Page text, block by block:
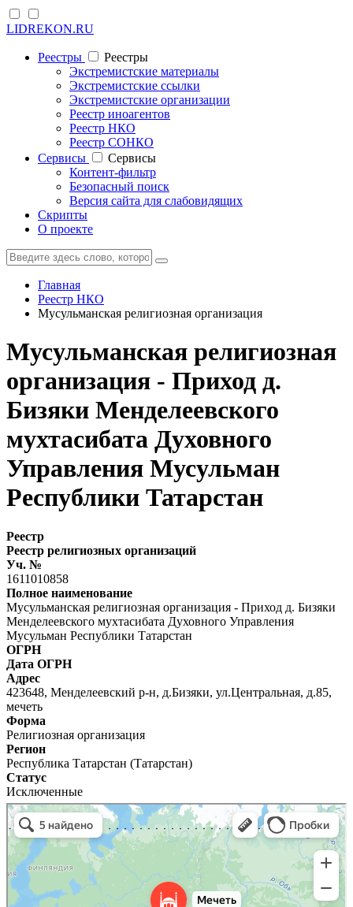
LIDREKON.RU
Реестры
Реестры
Экстремистские материалы
Экстремистские ссылки
Экстремистские организации
Реестр иноагентов
Реестр НКО
Реестр СОНКО
Cервисы
Cервисы
Контент-фильтр
Безопасный поиск
Версия сайта для слабовидящих
Скрипты
О проекте
Главная
Реестр НКО
Мусульманская религиозная организация
Мусульманская религиозная
организация - Приход д.
Бизяки Менделеевского
мухтасибата Духовного
Управления Мусульман
Республики Татарстан
Реестр
Реестр религиозных организаций
Уч. №
1611010858
Полное наименование
Мусульманская религиозная организация - Приход д. Бизяки
Менделеевского мухтасибата Духовного Управления
Мусульман Республики Татарстан
ОГРН
Дата ОГРН
Адрес
423648, Менделеевский р-н, д.Бизяки, ул.Центральная, д.85,
мечеть
Форма
Религиозная организация
Регион
Республика Татарстан (Татарстан)
Статус
Исключенные